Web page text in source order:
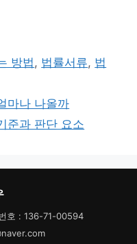
방법, 법률서류, 법
마나 나올까
준과 판단 요소
호 : 136-71-00594